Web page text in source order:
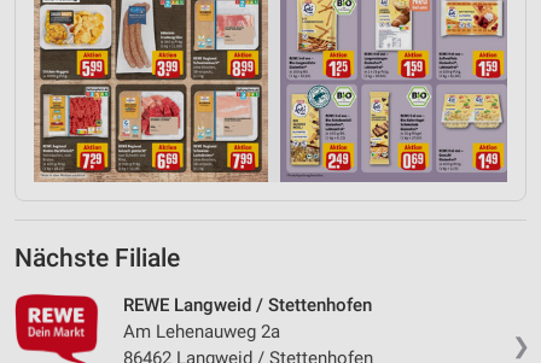
Nächste Filiale
❯
REWE Langweid / Stettenhofen
Am Lehenauweg 2a
86462 Langweid / Stettenhofen